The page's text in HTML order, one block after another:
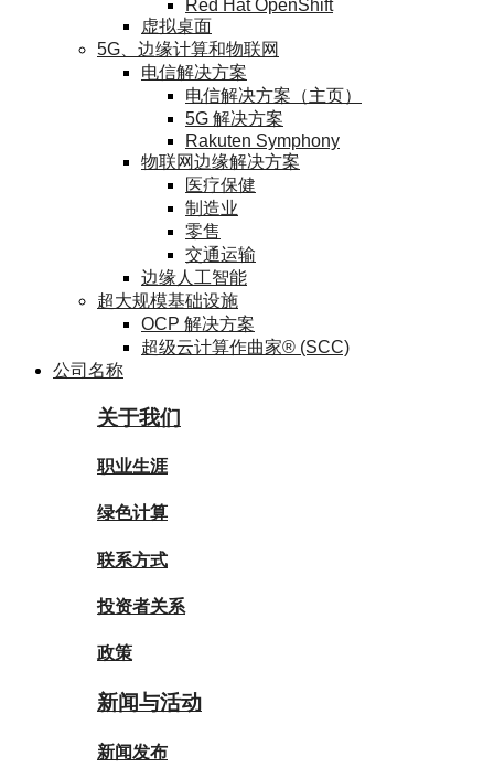
Red Hat OpenShift
虚拟桌面
5G、边缘计算和物联网
电信解决方案
电信解决方案（主页）
5G 解决方案
Rakuten Symphony
物联网边缘解决方案
医疗保健
制造业
零售
交通运输
边缘人工智能
超大规模基础设施
OCP 解决方案
超级云计算作曲家® (SCC)
公司名称
关于我们
职业生涯
绿色计算
联系方式
投资者关系
政策
新闻与活动
新闻发布